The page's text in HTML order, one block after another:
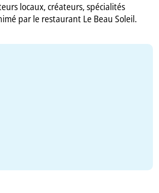
locaux, créateurs, spécialités
par le restaurant Le Beau Soleil.